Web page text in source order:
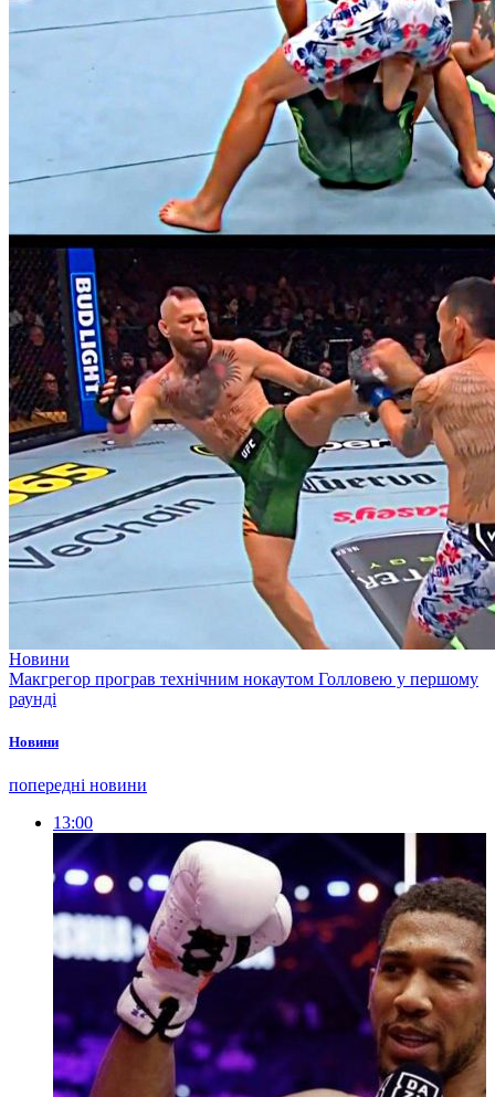
Новини
Макгрегор програв технічним нокаутом Голловею у першому
раунді
Новини
попередні новини
13:00